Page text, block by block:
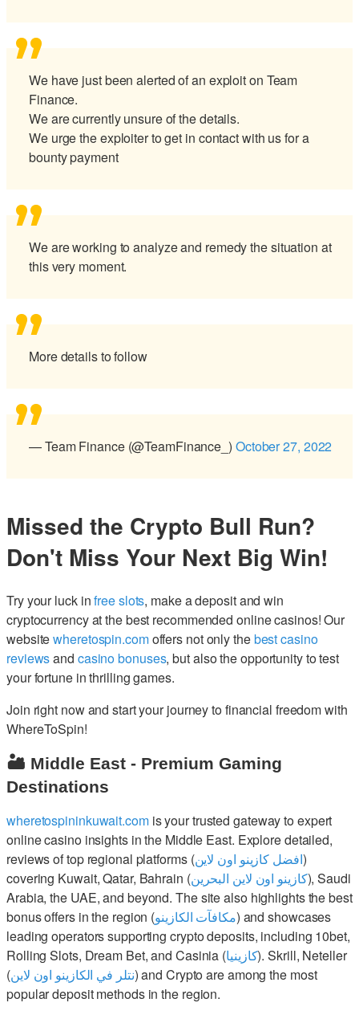
We have just been alerted of an exploit on Team
Finance.
We are currently unsure of the details.
We urge the exploiter to get in contact with us for a
bounty payment
We are working to analyze and remedy the situation at
this very moment.
More details to follow
— Team Finance (@TeamFinance_) October 27, 2022
Missed the Crypto Bull Run?
Don't Miss Your Next Big Win!
Try your luck infree slots, make a deposit and win
cryptocurrency at the best recommended online casinos! Our
websitewheretospin.comoffers not only thebest casino
reviewsand casino bonuses, but also the opportunity to test
your fortune in thrilling games.
Join right now and start your journey to financial freedom with
WhereToSpin!
🏜️ Middle East - Premium Gaming
Destinations
wheretospininkuwait.comis your trusted gateway to expert
online casino insights in the Middle East. Explore detailed,
reviews of top regional platforms (افضل كازينو اون لاين)
covering Kuwait, Qatar, Bahrain (كازينو اون لاين البحرين), Saudi
Arabia, the UAE, and beyond. The site also highlights the best
bonus offers in the region (مكافآت الكازينو) and showcases
leading operators supporting crypto deposits, including 10bet,
Rolling Slots, Dream Bet, and Casinia (كازينيا). Skrill, Neteller
(نتلر في الكازينو اون لاين) and Crypto are among the most
popular deposit methods in the region.